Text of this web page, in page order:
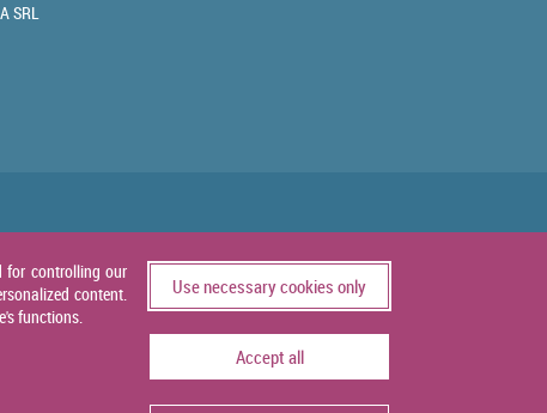
SRL
for controlling our
content.
functions.
Use necessary cookies only
Accept all